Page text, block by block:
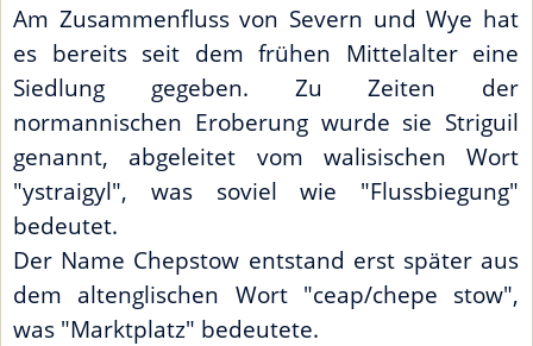
Am Zusammenfluss von Severn und Wye hat
es bereits seit dem frühen Mittelalter eine
Siedlung gegeben. Zu Zeiten der
normannischen Eroberung wurde sie Striguil
genannt, abgeleitet vom walisischen Wort
"ystraigyl", was soviel wie "Flussbiegung"
bedeutet.
Der Name Chepstow entstand erst später aus
dem altenglischen Wort "ceap/chepe stow",
was "Marktplatz" bedeutete.